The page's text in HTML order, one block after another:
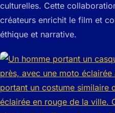
culturelles. Cette
créateurs enrichit le film et
éthique et narrative.